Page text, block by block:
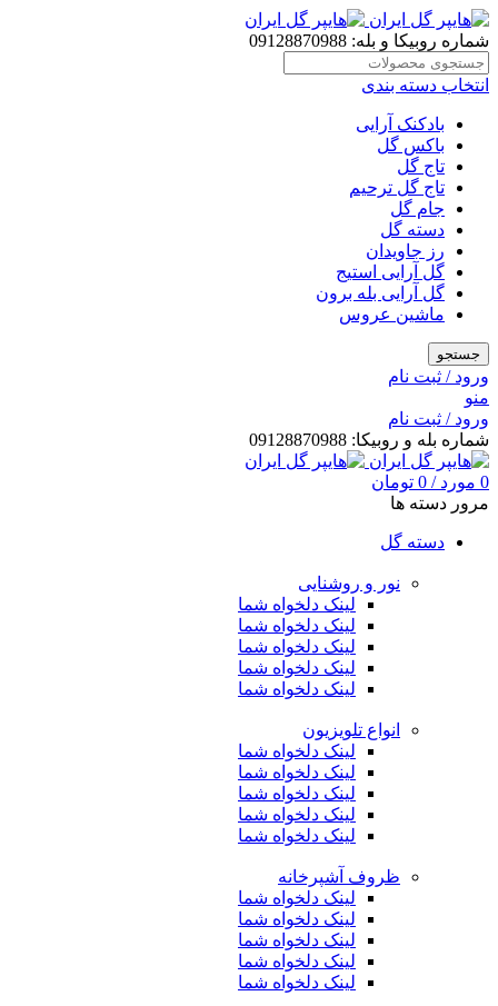
شماره روبیکا و بله: 09128870988
انتخاب دسته بندی
بادکنک آرایی
باکس گل
تاج گل
تاج گل ترحیم
جام گل
دسته گل
رز جاویدان
گل آرایی استیج
گل آرایی بله برون
ماشین عروس
جستجو
ورود / ثبت نام
منو
ورود / ثبت نام
شماره بله و روبیکا: 09128870988
0 مورد /
0 تومان
مرور دسته ها
دسته گل
نور و روشنایی
لینک دلخواه شما
لینک دلخواه شما
لینک دلخواه شما
لینک دلخواه شما
لینک دلخواه شما
انواع تلویزیون
لینک دلخواه شما
لینک دلخواه شما
لینک دلخواه شما
لینک دلخواه شما
لینک دلخواه شما
ظروف آشپرخانه
لینک دلخواه شما
لینک دلخواه شما
لینک دلخواه شما
لینک دلخواه شما
لینک دلخواه شما